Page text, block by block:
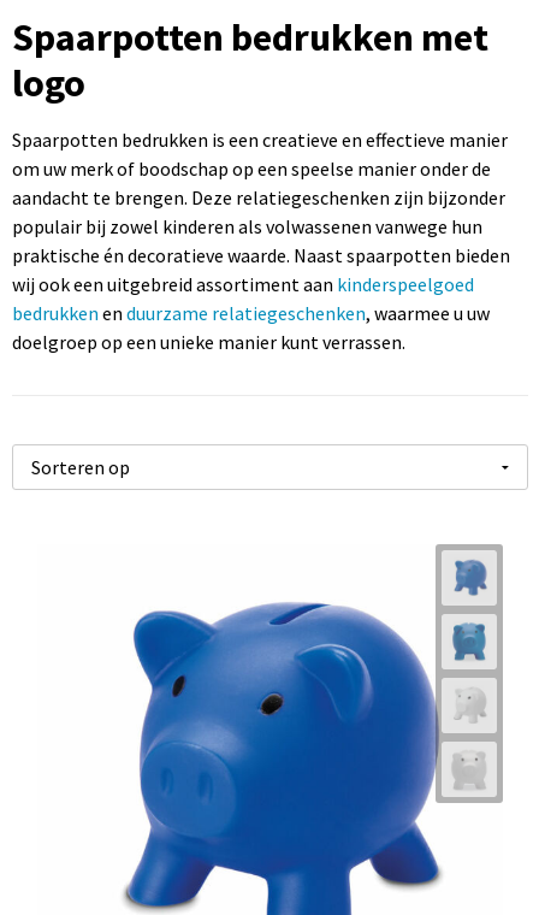
Sportartikelen bedrukken
Kantoorartikelen bedrukken
Paraplu's bedrukken
Gereedschap bedrukken
Touch pennen bedrukken
Luxe pennen bedrukken
Metalen pennen
Markeerstiften bedrukken
Rugzakken bedrukken
Promotietassen bedrukken
Draagtassen bedrukken
Caps bedrukken
Mutsen bedrukken
Bodywarmers bedrukken
Handdoeken bedrukken
USB sticks bedrukken
Computermuizen bedrukken
Spaarpotten bedrukken met
logo
Spaarpotten bedrukken is een creatieve en effectieve manier
om uw merk of boodschap op een speelse manier onder de
aandacht te brengen. Deze relatiegeschenken zijn bijzonder
populair bij zowel kinderen als volwassenen vanwege hun
praktische én decoratieve waarde. Naast spaarpotten bieden
wij ook een uitgebreid assortiment aan kinderspeelgoed
bedrukken en duurzame relatiegeschenken, waarmee u uw
doelgroep op een unieke manier kunt verrassen.